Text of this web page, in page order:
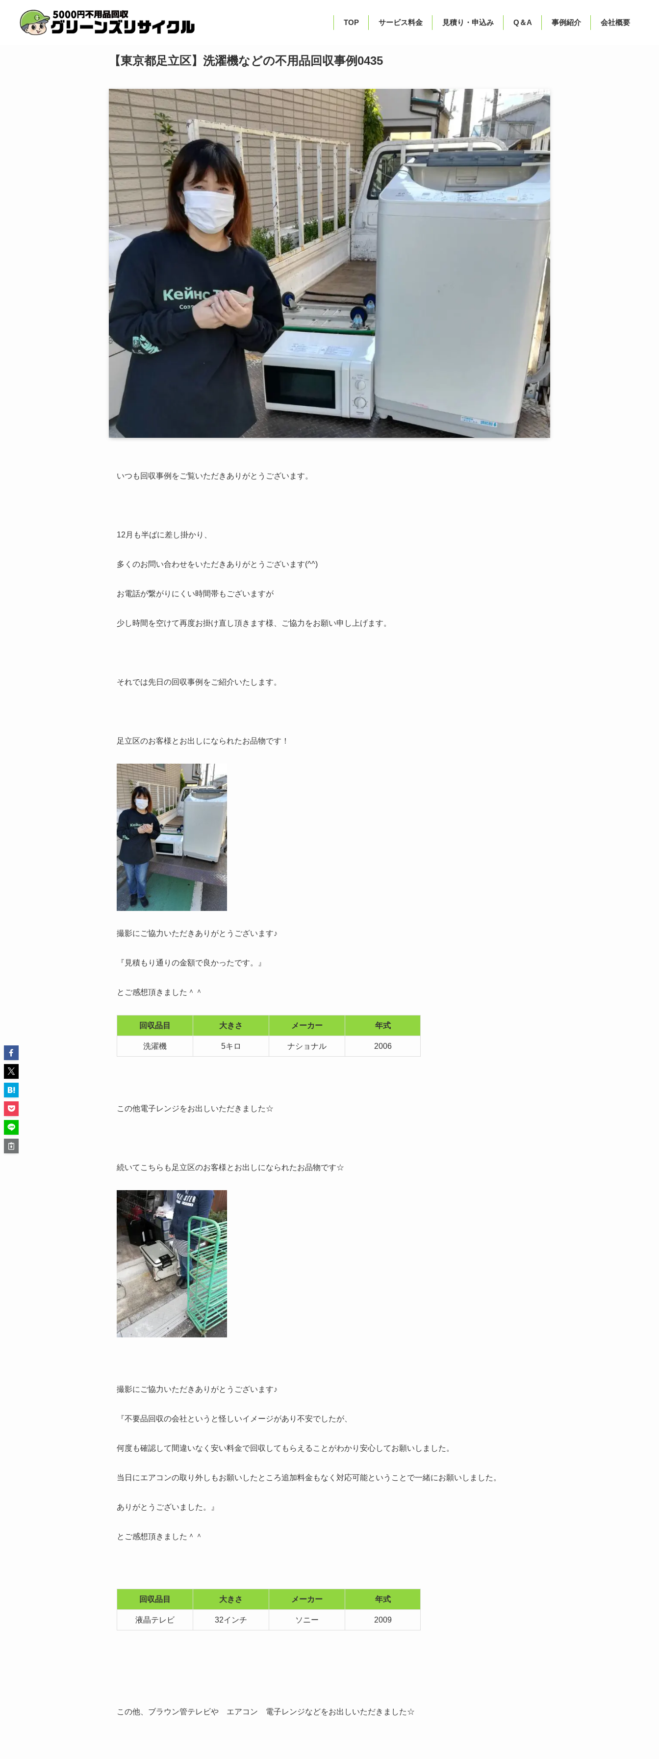
TOP サービス料金 見積り・申込み Q＆A 事例紹介 会社概要
【東京都足立区】洗濯機などの不用品回収事例0435
いつも回収事例をご覧いただきありがとうございます。
12月も半ばに差し掛かり、
多くのお問い合わせをいただきありがとうございます(^^)
お電話が繋がりにくい時間帯もございますが
少し時間を空けて再度お掛け直し頂きます様、ご協力をお願い申し上げます。
それでは先日の回収事例をご紹介いたします。
足立区のお客様とお出しになられたお品物です！
撮影にご協力いただきありがとうございます♪
『見積もり通りの金額で良かったです。』
とご感想頂きました＾＾
回収品目 大きさ メーカー 年式
洗濯機 5キロ ナショナル 2006
この他電子レンジをお出しいただきました☆
続いてこちらも足立区のお客様とお出しになられたお品物です☆
撮影にご協力いただきありがとうございます♪
『不要品回収の会社というと怪しいイメージがあり不安でしたが、
何度も確認して間違いなく安い料金で回収してもらえることがわかり安心してお願いしました。
当日にエアコンの取り外しもお願いしたところ追加料金もなく対応可能ということで一緒にお願いしました。
ありがとうございました。』
とご感想頂きました＾＾
回収品目 大きさ メーカー 年式
液晶テレビ 32インチ ソニー 2009
この他、ブラウン管テレビや エアコン 電子レンジなどをお出しいただきました☆